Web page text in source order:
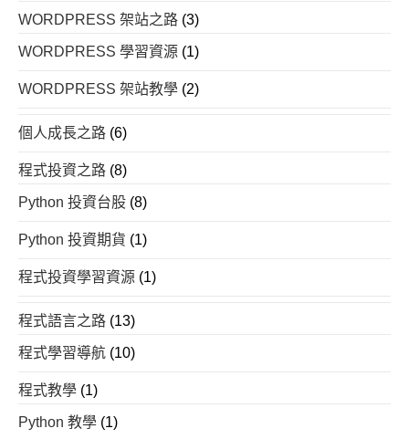
WORDPRESS 架站之路 (3)
WORDPRESS 學習資源 (1)
WORDPRESS 架站教學 (2)
個人成長之路 (6)
程式投資之路 (8)
Python 投資台股 (8)
Python 投資期貨 (1)
程式投資學習資源 (1)
程式語言之路 (13)
程式學習導航 (10)
程式教學 (1)
Python 教學 (1)